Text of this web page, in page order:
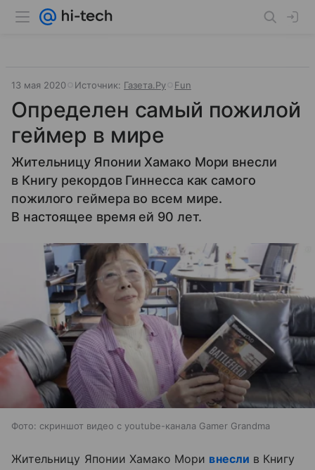
13 мая 2020 Источник: Газета.Ру Fun
Определен самый пожилой
геймер в мире
Жительницу Японии Хамако Мори внесли
в Книгу рекордов Гиннесса как самого
пожилого геймера во всем мире.
В настоящее время ей 90 лет.
Фото: скриншот видео с youtube-канала Gamer Grandma
Жительницу Японии Хамако Мори внесли в Книгу